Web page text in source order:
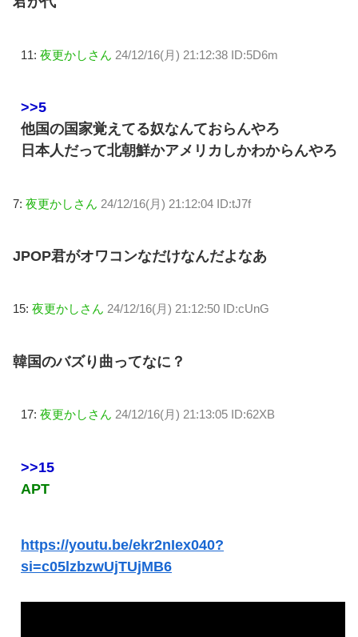
11: 夜更かしさん 24/12/16(月) 21:12:38 ID:5D6m
>>5
他国の国家覚えてる奴なんておらんやろ
日本人だって北朝鮮かアメリカしかわからんやろ
7: 夜更かしさん 24/12/16(月) 21:12:04 ID:tJ7f
JPOP君がオワコンなだけなんだよなあ
15: 夜更かしさん 24/12/16(月) 21:12:50 ID:cUnG
韓国のバズり曲ってなに？
17: 夜更かしさん 24/12/16(月) 21:13:05 ID:62XB
>>15
APT
https://youtu.be/ekr2nIex040?
si=c05lzbzwUjTUjMB6